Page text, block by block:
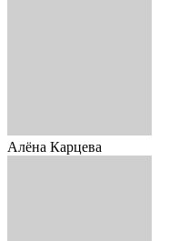
Алёна Карцева